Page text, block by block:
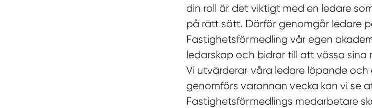
din roll är det viktigt med en ledare
på rätt sätt. Därför genomgår ledare
Fastighetsförmedling vår egen
ledarskap och bidrar till att vässa
Vi utvärderar våra ledare löpande
genomförs varannan vecka kan vi se
Fastighetsförmedlings medarbetare